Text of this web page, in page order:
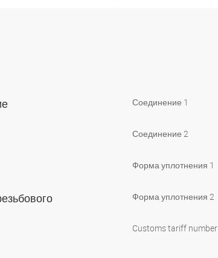
Соединение 1
Соединение 2
Форма уплотнения 1
Форма уплотнения 2
Customs tariff number